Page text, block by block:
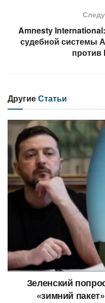
Amnesty
судебной системы
против
ДругиеСтатьи
Зеленский
«зимний